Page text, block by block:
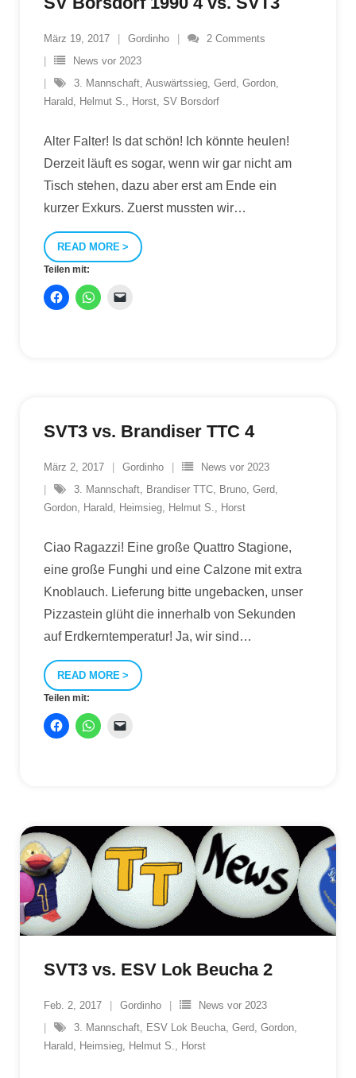
März 19, 2017 Gordinho 2 Comments
News vor 2023
3. Mannschaft, Auswärtssieg, Gerd, Gordon,
Harald, Helmut S., Horst, SV Borsdorf
Alter Falter! Is dat schön! Ich könnte heulen!
Derzeit läuft es sogar, wenn wir gar nicht am
Tisch stehen, dazu aber erst am Ende ein
kurzer Exkurs. Zuerst mussten wir…
READ MORE
Teilen mit:
SVT3 vs. Brandiser TTC 4
März 2, 2017 Gordinho
News vor 2023
3. Mannschaft, Brandiser TTC, Bruno, Gerd,
Gordon, Harald, Heimsieg, Helmut S., Horst
Ciao Ragazzi! Eine große Quattro Stagione,
eine große Funghi und eine Calzone mit extra
Knoblauch. Lieferung bitte ungebacken, unser
Pizzastein glüht die innerhalb von Sekunden
auf Erdkerntemperatur! Ja, wir sind …
READ MORE
Teilen mit:
SVT3 vs. ESV Lok Beucha 2
Feb. 2, 2017 Gordinho
News vor 2023
3. Mannschaft, ESV Lok Beucha, Gerd, Gordon,
Harald, Heimsieg, Helmut S., Horst